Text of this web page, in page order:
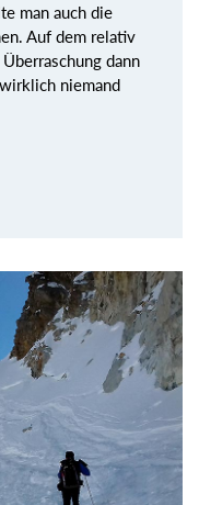
man auch die
Auf dem relativ
dann
niemand